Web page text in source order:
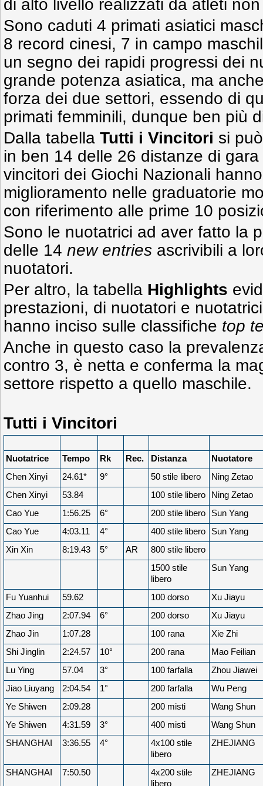
di alto livello realizzati da atleti non
Sono caduti 4 primati asiatici
8 record cinesi, 7 in campo
un segno dei rapidi progressi dei
grande potenza asiatica, ma
forza dei due settori, essendo di
primati femminili, dunque ben più
Dalla tabella Tutti i Vincitori si
in ben 14 delle 26 distanze di
vincitori dei Giochi Nazionali
miglioramento nelle graduatorie
con riferimento alle prime 10
Sono le nuotatrici ad aver fatto la
delle 14 new entries ascrivibili a
nuotatori.
Per altro, la tabella Highlights
prestazioni, di nuotatori e
hanno inciso sulle classifiche top
Anche in questo caso la
contro 3, è netta e conferma la
settore rispetto a quello maschile.
Tutti i Vincitori
Nuotatrice Tempo Rk Rec. Distanza
Nuotatore
Chen Xinyi
24.61* 9° 50 stile libero
Ning Zetao
Chen Xinyi
53.84 100 stile libero
Ning Zetao
Cao Yue
1:56.25 6° 200 stile libero
Sun Yang
Cao Yue
4:03.11 4° 400 stile libero
Sun Yang
Xin Xin
8:19.43 5° AR
800 stile libero
1500 stile
libero
Sun Yang
Fu Yuanhui 59.62 100 dorso
Xu Jiayu
Zhao Jing
2:07.94 6° 200 dorso
Xu Jiayu
Zhao Jin
1:07.28 100 rana
Xie Zhi
Shi Jinglin
2:24.57 10° 200 rana
Mao Feilian
Lu Ying
57.04 3° 100 farfalla
Zhou Jiawei
Jiao Liuyang
2:04.54 1° 200 farfalla
Wu Peng
Ye Shiwen
2:09.28 200 misti
Wang Shun
Ye Shiwen
4:31.59 3° 400 misti
Wang Shun
SHANGHAI
3:36.55 4°
4x100 stile
libero
ZHEJIANG
SHANGHAI 7:50.50
4x200 stile
libero
ZHEJIANG